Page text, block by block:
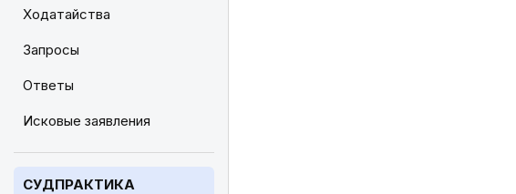
Ходатайства
Запросы
Ответы
Исковые заявления
СУДПРАКТИКА